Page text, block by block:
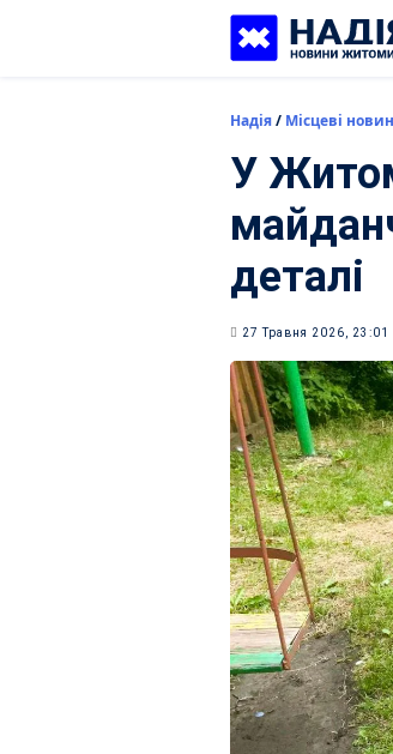
Надія/ Місцеві
У
деталі
27 Травня 2026, 23:01